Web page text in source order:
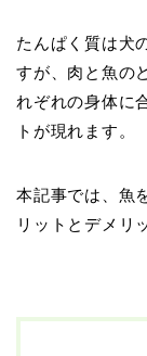
たんぱく質は犬
すが、肉と魚の
れぞれの身体に
トが現れます。
本記事では、魚
リットとデメリ